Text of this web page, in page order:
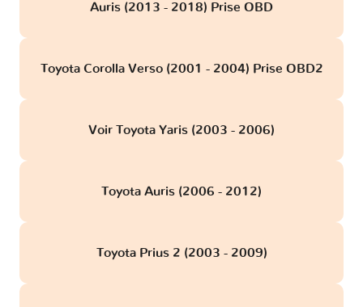
Auris (2013 - 2018) Prise OBD
Toyota Corolla Verso (2001 - 2004) Prise OBD2
Voir Toyota Yaris (2003 - 2006)
Toyota Auris (2006 - 2012)
Toyota Prius 2 (2003 - 2009)